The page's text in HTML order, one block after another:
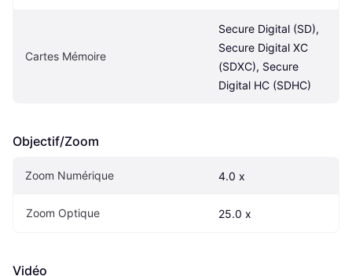
Cartes Mémoire
Secure Digital (SD),
Secure Digital XC
(SDXC), Secure
Digital HC (SDHC)
Objectif/Zoom
Zoom Numérique 4.0 x
Zoom Optique 25.0 x
Vidéo